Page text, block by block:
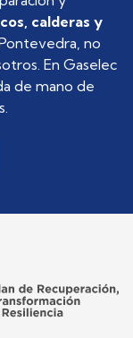
técnico y
y
calderas y
no
En Gaselec